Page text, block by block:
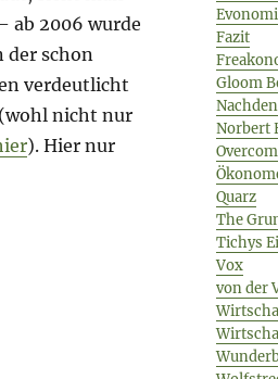
ab 2006 wurde
der schon
verdeutlicht
nicht nur
). Hier nur
– Deutsche Bahn Special“
Fazit
Gloom
Norbert
Quarz
The
Tichys
Vox
von der